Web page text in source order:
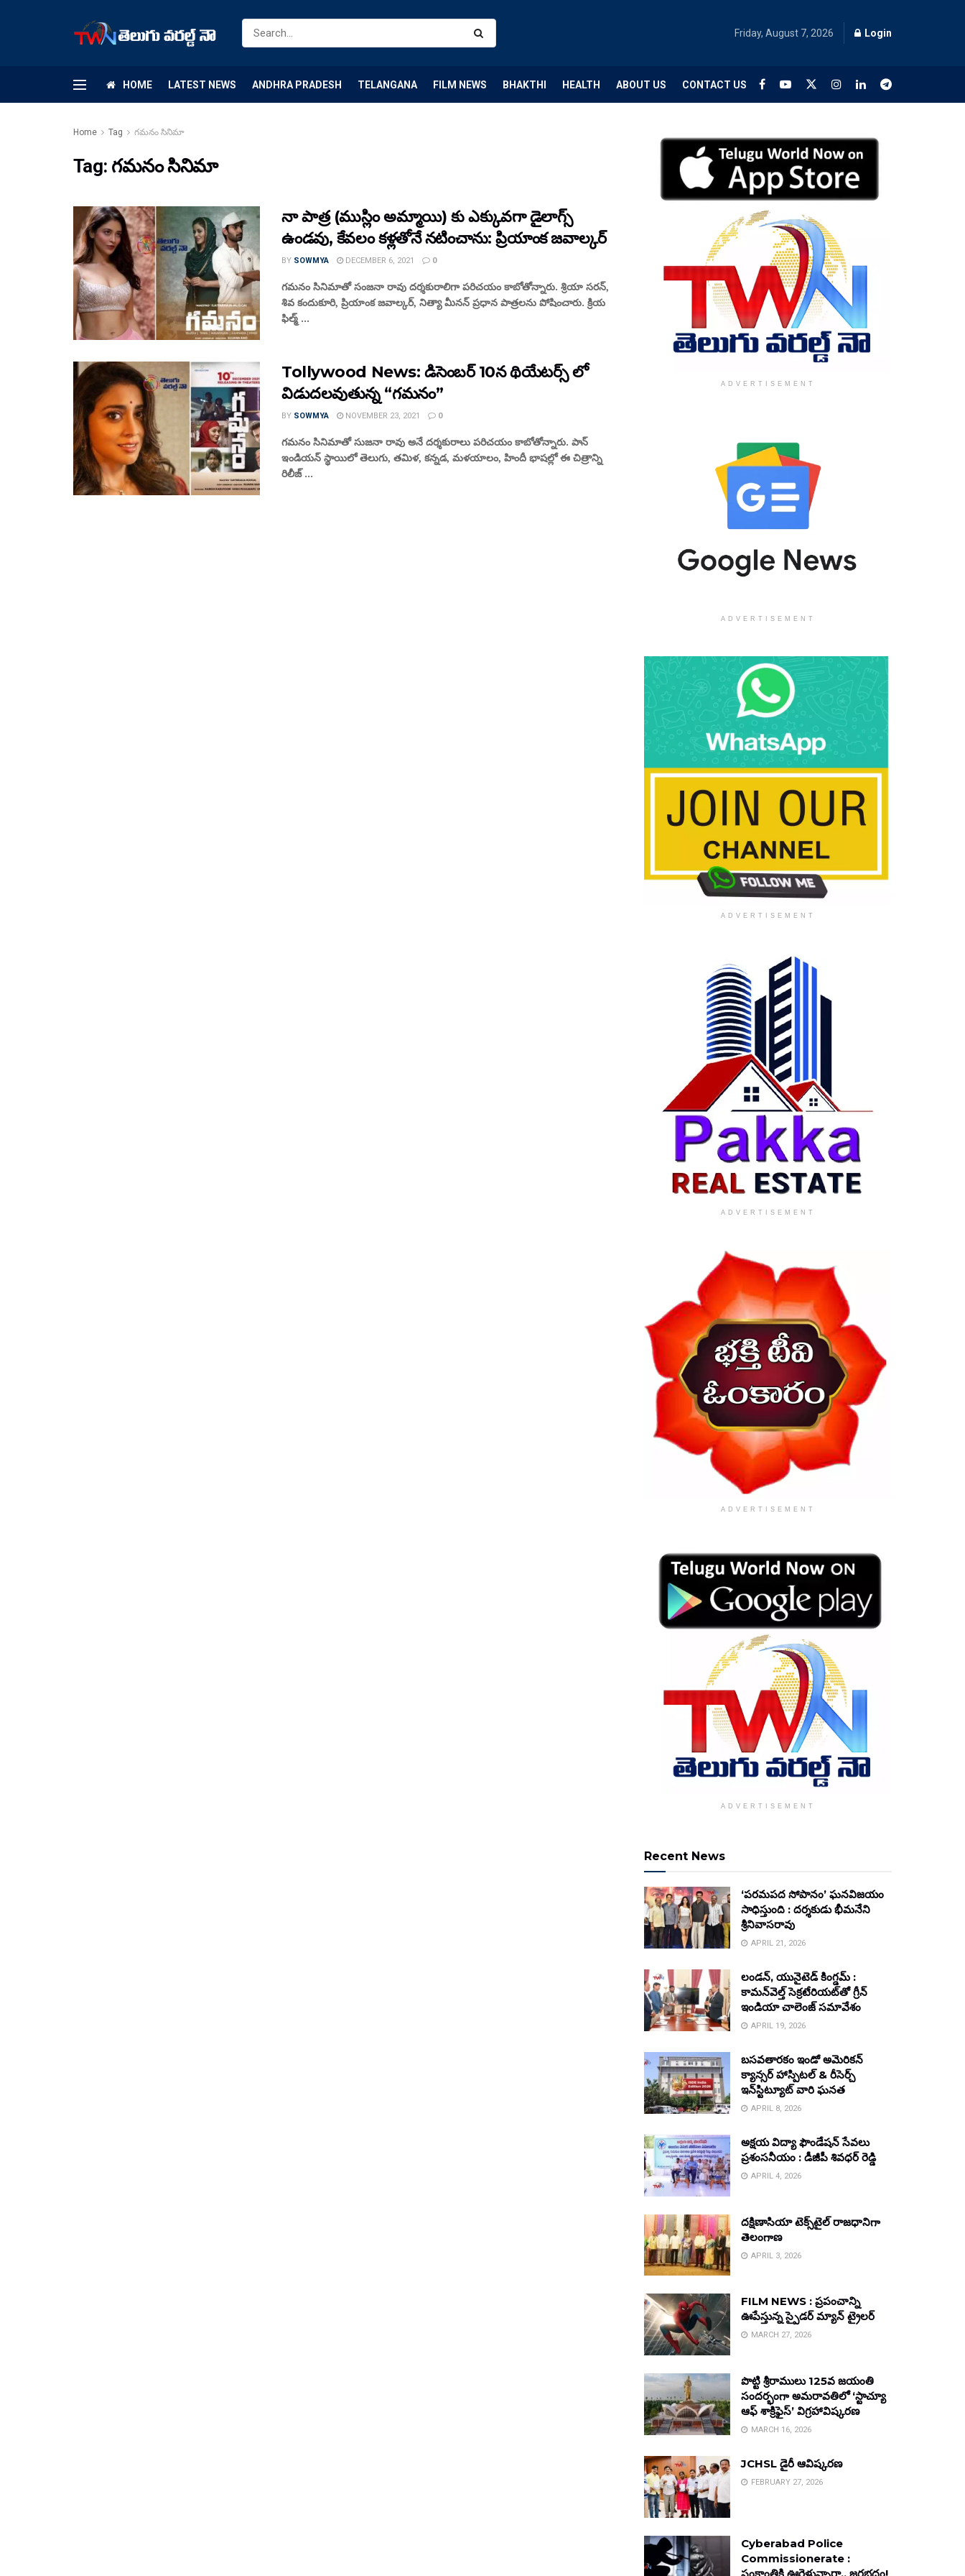
Friday, August 7, 2026 Login
HOME LATEST NEWS ANDHRA PRADESH TELANGANA FILM NEWS BHAKTHI HEALTH ABOUT US CONTACT US
Home Tag గమనం సినిమా
Tag: గమనం సినిమా
నా పాత్ర (ముస్లిం అమ్మాయి) కు ఎక్కువగా డైలాగ్స్
ఉండవు, కేవలం కళ్లతోనే నటించాను: ప్రియాంక జవాల్కర్
BY SOWMYA DECEMBER 6, 2021 0
గమనం సినిమాతో సంజనా రావు దర్శకురాలిగా పరిచయం కాబోతోన్నారు. శ్రియా సరన్,
శివ కందుకూరి, ప్రియాంక జవాల్కర్, నిత్యా మీనన్ ప్రధాన పాత్రలను పోషించారు. క్రియ
ఫిల్మ్ ...
Tollywood News: డిసెంబర్ 10న థియేటర్స్ లో
విడుదలవుతున్న “గమనం”
BY SOWMYA NOVEMBER 23, 2021 0
గమనం సినిమాతో సుజనా రావు అనే దర్శకురాలు పరిచయం కాబోతోన్నారు. పాన్
ఇండియన్ స్థాయిలో తెలుగు, తమిళ, కన్నడ, మళయాలం, హిందీ భాషల్లో ఈ చిత్రాన్ని
రిలీజ్ ...
ADVERTISEMENT
ADVERTISEMENT
ADVERTISEMENT
ADVERTISEMENT
ADVERTISEMENT
ADVERTISEMENT
Recent News
‘పరమపద సోపానం’ ఘనవిజయం
సాధిస్తుంది : దర్శకుడు భీమనేని
శ్రీనివాసరావు
APRIL 21, 2026
లండన్, యునైటెడ్ కింగ్డమ్ :
కామన్‌వెల్త్ సెక్రటేరియట్‌తో గ్రీన్
ఇండియా చాలెంజ్ సమావేశం
APRIL 19, 2026
బసవతారకం ఇండో అమెరికన్
క్యాన్సర్ హాస్పిటల్ & రీసెర్చ్
ఇన్‌స్టిట్యూట్ వారి ఘనత
APRIL 8, 2026
అక్షయ విద్యా ఫౌండేషన్ సేవలు
ప్రశంసనీయం : డీజీపీ శివధర్ రెడ్డి
APRIL 4, 2026
దక్షిణాసియా టెక్స్‌టైల్ రాజధానిగా
తెలంగాణ
APRIL 3, 2026
FILM NEWS : ప్రపంచాన్ని
ఊపేస్తున్న స్పైడర్ మ్యాన్ ట్రైలర్
MARCH 27, 2026
పొట్టి శ్రీరాములు 125వ జయంతి
సందర్భంగా అమరావతిలో ‘స్టాచ్యూ
ఆఫ్ శాక్రిఫైస్’ విగ్రహావిష్కరణ
MARCH 16, 2026
JCHSL డైరీ ఆవిష్కరణ
FEBRUARY 27, 2026
Cyberabad Police
Commissionerate :